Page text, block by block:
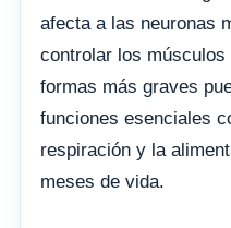
afecta a las neuronas
controlar los
formas más graves
funciones esenciales
respiración y la
meses de vida.